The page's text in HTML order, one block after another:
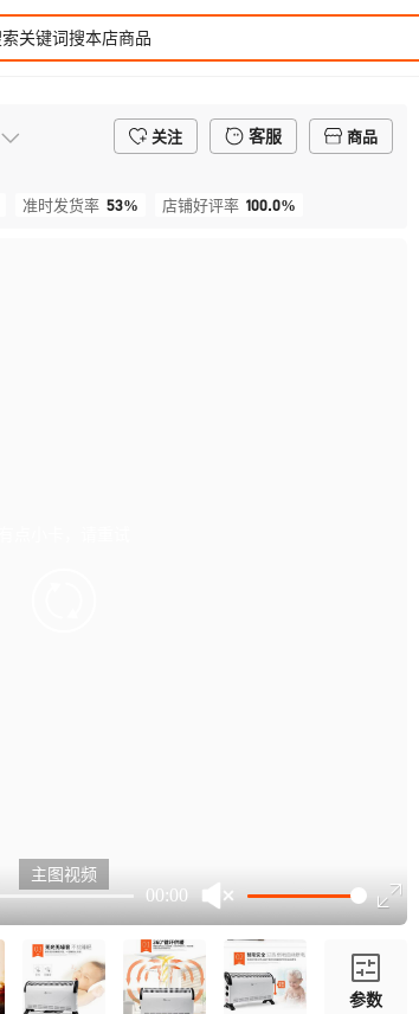
关注 客服
商品
准时发货率 53% 店铺好评率 100.0%
00:00
主图视频
参数